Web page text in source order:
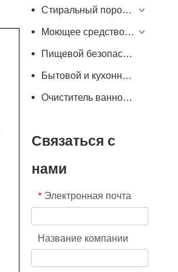
Стиральный порошок
Моющее средство для стиральной машины
Пищевой безопасный очиститель
Бытовой и кухонный очиститель
Очиститель ванной комнаты
Связаться с
нами
* Электронная почта
Название компании